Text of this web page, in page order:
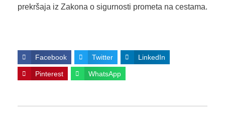
prekršaja iz Zakona o sigurnosti prometa na cestama.
Facebook Twitter LinkedIn
Pinterest WhatsApp